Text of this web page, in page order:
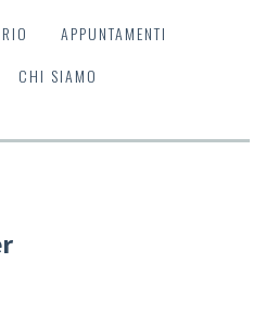
APPUNTAMENTI
CHI SIAMO